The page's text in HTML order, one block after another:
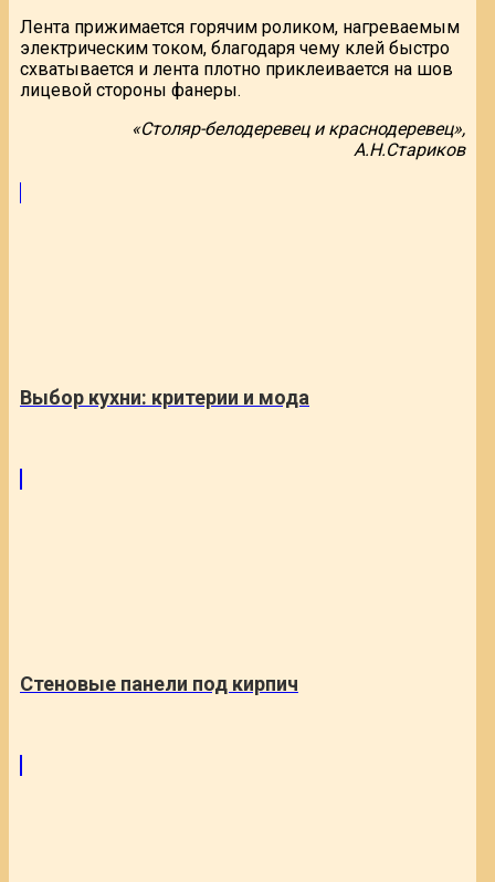
Лента прижимается горячим роликом, нагреваемым
электрическим током, благодаря чему клей быстро
схватывается и лента плотно приклеивается на шов
лицевой стороны фанеры.
«Столяр-белодеревец и краснодеревец»,
А.Н.Стариков
Выбор кухни: критерии и мода
Стеновые панели под кирпич